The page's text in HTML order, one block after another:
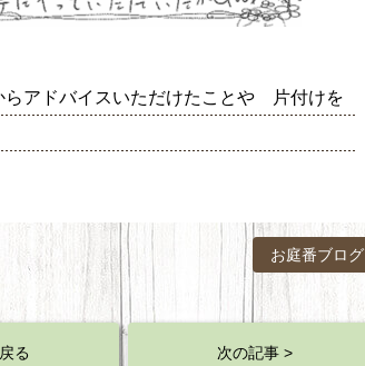
アドバイスいただけたことや 片付けを
お庭番ブログ
る 次の記事 >